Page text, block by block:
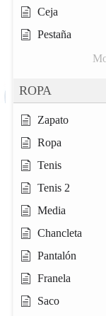
Ceja
Pestaña
ROPA
Zapato
Ropa
Tenis
Tenis 2
Media
Chancleta
Pantalón
Franela
Saco